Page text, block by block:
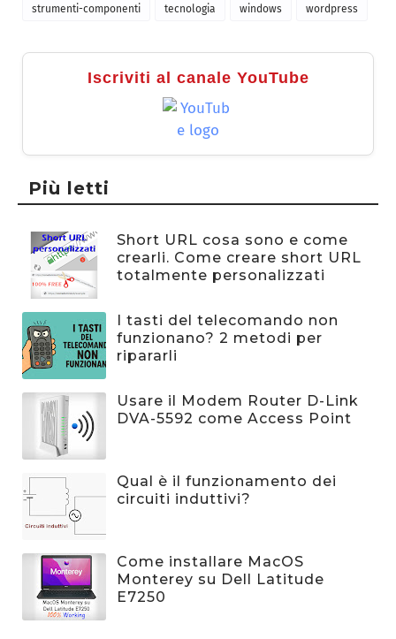
strumenti-componenti tecnologia windows wordpress
Iscriviti al canale YouTube
Più letti
Short URL cosa sono e come
crearli. Come creare short URL
totalmente personalizzati
I tasti del telecomando non
funzionano? 2 metodi per
ripararli
Usare il Modem Router D-Link
DVA-5592 come Access Point
Qual è il funzionamento dei
circuiti induttivi?
Come installare MacOS
Monterey su Dell Latitude
E7250